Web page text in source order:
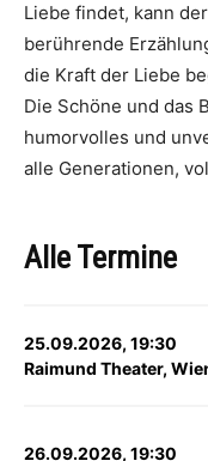
Liebe findet, kann
berührende
die Kraft der Liebe
Die Schöne und das
humorvolles und
alle Generationen,
Alle Termine
25.09.2026, 19:30
Raimund Theater,
26.09.2026, 19:30